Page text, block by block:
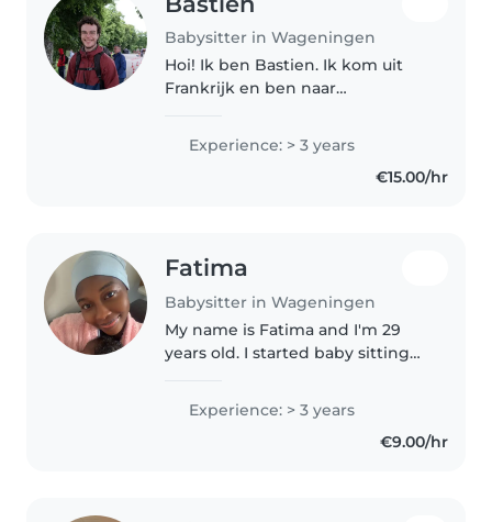
Babysitter in Wageningen
Hoi! Ik ben Bastien. Ik kom uit
Frankrijk en ben naar
master Resilient Farming & Food
Systems. Ik spreek Engels en
Experience: > 3 years
€15.00/hr
Fatima
Babysitter in Wageningen
My name is Fatima and I'm 29
years old. I started baby sitting
younger siblings and now my
own son Rayyan. I love children, I
Experience: > 3 years
€9.00/hr